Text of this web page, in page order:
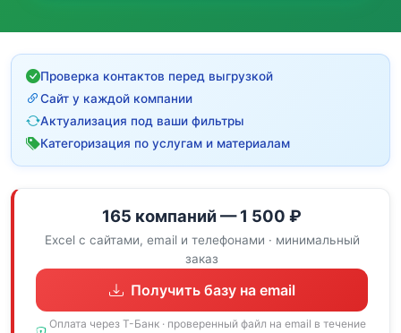
Проверка контактов перед выгрузкой
Сайт у каждой компании
Актуализация под ваши фильтры
Категоризация по услугам и материалам
165 компаний — 1 500 ₽
Excel с сайтами, email и телефонами · минимальный
заказ
Получить базу на email
Оплата через Т-Банк · проверенный файл на email в течение